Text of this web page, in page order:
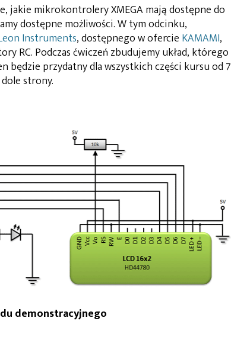
jakie mikrokontrolery XMEGA mają dostępne do
dostępne możliwości. W tym odcinku,
Instruments, dostępnego w ofercie KAMAMI,
RC. Podczas ćwiczeń zbudujemy układ, którego
będzie przydatny dla wszystkich części kursu od 7
strony.
demonstracyjnego